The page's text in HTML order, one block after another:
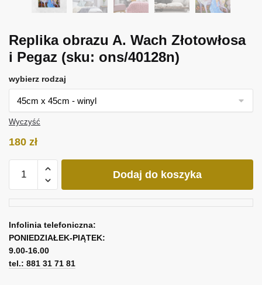
Replika obrazu A. Wach Złotowłosa
i Pegaz (sku: ons/40128n)
wybierz rodzaj
Wyczyść
180 zł
Replika
Wach
Złotowłosa
i
Pegaz
Dodaj do koszyka
Infolinia telefoniczna:
PONIEDZIAŁEK-PIĄTEK:
9.00-16.00
tel.: 881 31 71 81